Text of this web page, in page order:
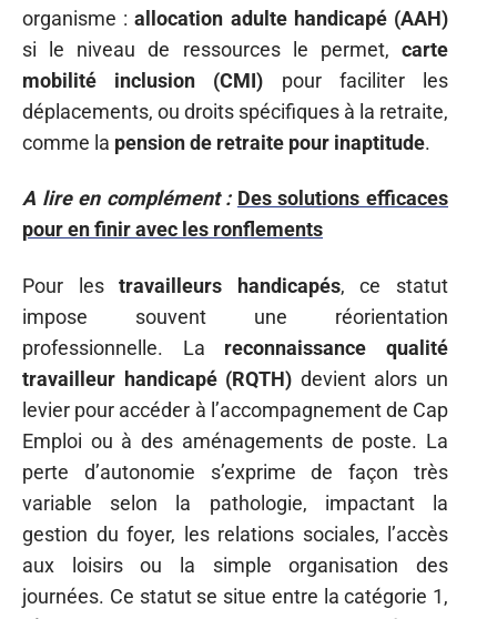
organisme :allocation adulte handicapé (AAH)
si le niveau de ressources le permet, carte
mobilité inclusion (CMI) pour faciliter les
déplacements, ou droits spécifiques à la retraite,
comme la pension de retraite pour inaptitude.
A lire en complément : Des solutions efficaces
pour en finir avec les ronflements
Pour lestravailleurs handicapés, ce statut
impose souvent une réorientation
professionnelle. La reconnaissance qualité
travailleur handicapé (RQTH) devient alors un
levier pour accéder à l’accompagnement de Cap
Emploi ou à des aménagements de poste. La
perte d’autonomie s’exprime de façon très
variable selon la pathologie, impactant la
gestion du foyer, les relations sociales, l’accès
aux loisirs ou la simple organisation des
journées. Ce statut se situe entre la catégorie 1,